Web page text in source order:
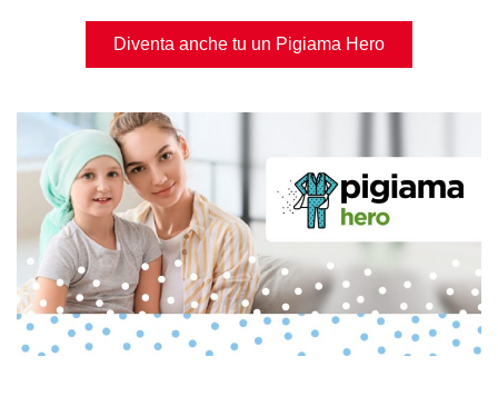
Diventa anche tu un Pigiama Hero